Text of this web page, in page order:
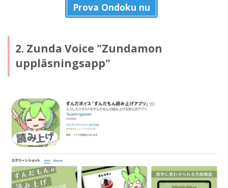
Prova Ondoku nu
2. Zunda Voice "Zundamon
uppläsningsapp"